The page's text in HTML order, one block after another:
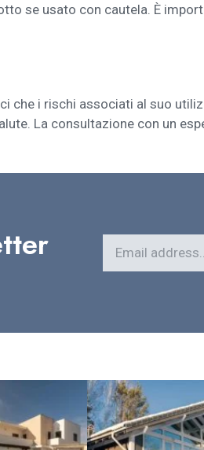
se usato con cautela. È
che i rischi associati al suo
La consultazione con un